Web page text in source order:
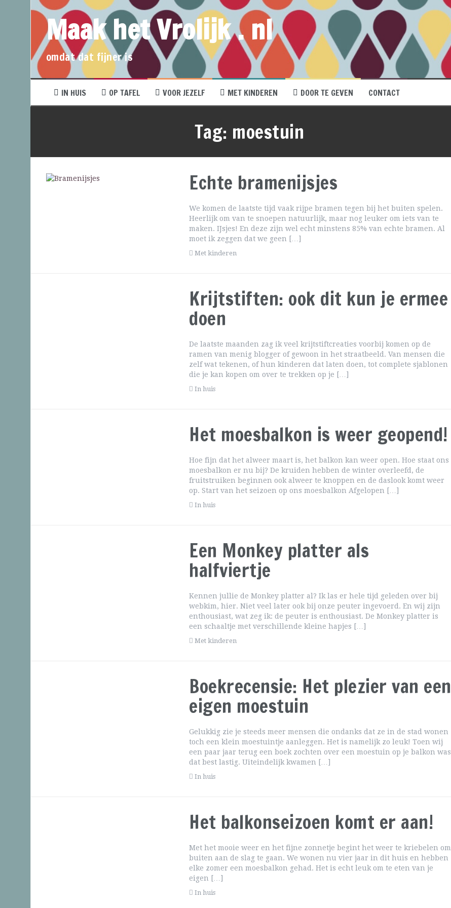
Maak het Vrolijk . nl
omdat dat fijner is
IN HUIS OP TAFEL VOOR JEZELF MET KINDEREN DOOR TE GEVEN CONTACT
Tag: moestuin
Echte bramenijsjes
We komen de laatste tijd vaak rijpe bramen tegen bij het buiten spelen.
Heerlijk om van te snoepen natuurlijk, maar nog leuker om iets van te
maken. IJsjes! En deze zijn wel echt minstens 85% van echte bramen. Al
moet ik zeggen dat we geen […]
Met kinderen
Krijtstiften: ook dit kun je ermee
doen
De laatste maanden zag ik veel krijtstiftcreaties voorbij komen op de
ramen van menig blogger of gewoon in het straatbeeld. Van mensen die
zelf wat tekenen, of hun kinderen dat laten doen, tot complete sjablonen
die je kan kopen om over te trekken op je […]
In huis
Het moesbalkon is weer geopend!
Hoe fijn dat het alweer maart is, het balkon kan weer open. Hoe staat ons
moesbalkon er nu bij? De kruiden hebben de winter overleefd, de
fruitstruiken beginnen ook alweer te knoppen en de daslook komt weer
op. Start van het seizoen op ons moesbalkon Afgelopen […]
In huis
Een Monkey platter als
halfviertje
Kennen jullie de Monkey platter al? Ik las er hele tijd geleden over bij
webkim, hier. Niet veel later ook bij onze peuter ingevoerd. En wij zijn
enthousiast, wat zeg ik: de peuter is enthousiast. De Monkey platter is
een schaaltje met verschillende kleine hapjes […]
Met kinderen
Boekrecensie: Het plezier van een
eigen moestuin
Gelukkig zie je steeds meer mensen die ondanks dat ze in de stad wonen
toch een klein moestuintje aanleggen. Het is namelijk zo leuk! Toen wij
een paar jaar terug een boek zochten over een moestuin op je balkon was
dat best lastig. Uiteindelijk kwamen […]
In huis
Het balkonseizoen komt er aan!
Met het mooie weer en het fijne zonnetje begint het weer te kriebelen om
buiten aan de slag te gaan. We wonen nu vier jaar in dit huis en hebben
elke zomer een moesbalkon gehad. Het is echt leuk om te eten van je
eigen […]
In huis